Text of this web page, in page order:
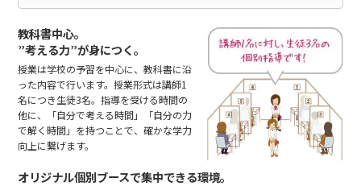
教科書中心。
”考える力”が身につく。
授業は学校の予習を中心に、教科書に沿
った内容で行います。授業形式は講師1
名につき生徒3名。指導を受ける時間の
他に、「自分で考える時間」「自分の力
で解く時間」を持つことで、確かな学力
向上に繋げます。
オリジナル個別ブースで集中できる環境。